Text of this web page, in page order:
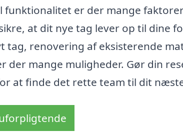
funktionalitet er der mange
at dit nye tag lever op til dine
tag, renovering af eksisterende
der mange muligheder. Gør din
at finde det rette team til dit